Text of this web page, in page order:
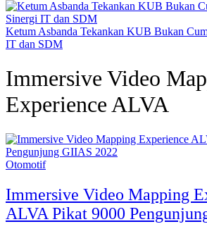
Ketum Asbanda Tekankan KUB Bukan
IT dan SDM
Immersive Video
Experience ALVA
Otomotif
Immersive Video Mapping
ALVA Pikat 9000